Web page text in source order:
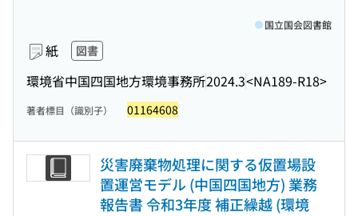
紙 図書
環境省中国四国地方環境事務所2024.3<NA189-R18>
国立国会図書館
著者標目（識別子） 01164608
災害廃棄物処理に関する仮置場設
置運営モデル (中国四国地方) 業務
報告書 令和3年度 補正繰越 (環境